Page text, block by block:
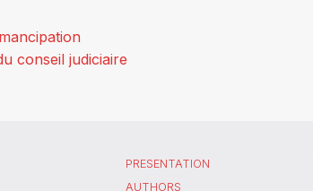
conseil judiciaire
PRESENTATION
AUTHORS